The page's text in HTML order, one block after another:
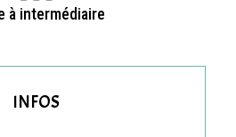
à intermédiaire
INFOS